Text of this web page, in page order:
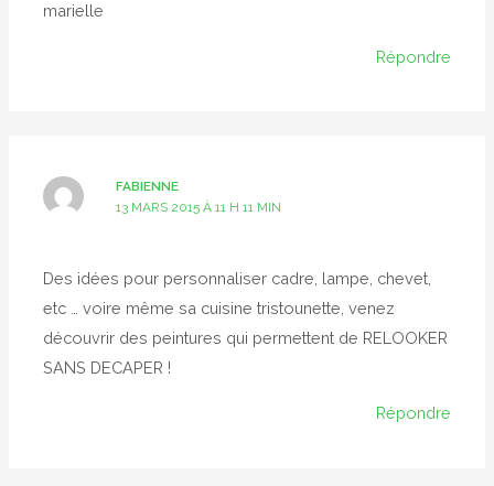
marielle
Répondre
FABIENNE
13 MARS 2015 À 11 H 11 MIN
Des idées pour personnaliser cadre, lampe, chevet,
etc … voire même sa cuisine tristounette, venez
découvrir des peintures qui permettent de RELOOKER
SANS DECAPER !
Répondre